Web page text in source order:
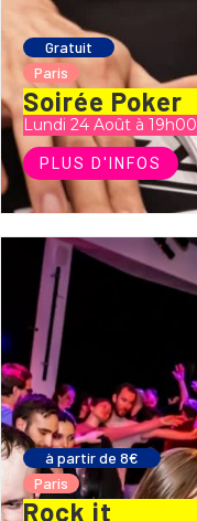
Gratuit
Paris
Soirée Poker
Lundi 24 Août à 19h00
PLUS D'INFOS
à partir de 8€
Paris
Rock it